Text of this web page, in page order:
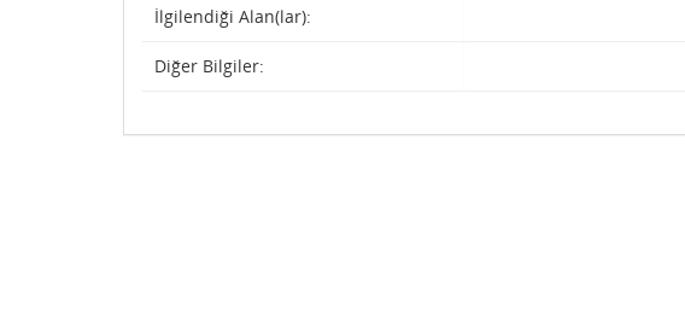
İlgilendiği Alan(lar):
Diğer Bilgiler: